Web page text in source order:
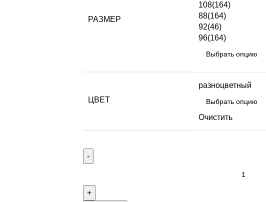
РАЗМЕР
108(164)
88(164)
92(46)
96(164)
ЦВЕТ
разноцветный
Очистить